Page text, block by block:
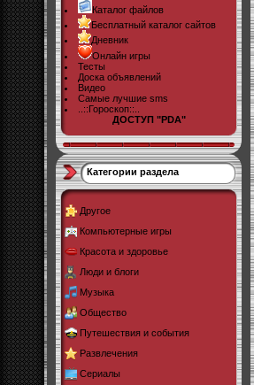
Каталог файлов
Бесплатный каталог сайтов
Дневник
Онлайн игры
Тесты
Доска объявлений
Видео
Самые лучшие sms
..::Гороскоп::..
ДОСТУП "PDA"
Категории раздела
Другое
Компьютерные игры
Красота и здоровье
Люди и блоги
Музыка
Общество
Путешествия и события
Развлечения
Сериалы